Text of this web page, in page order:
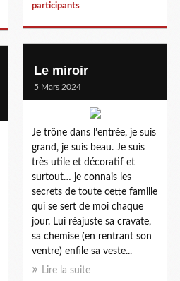
participants
Le miroir
5 Mars 2024
Je trône dans l’entrée, je suis
grand, je suis beau. Je suis
très utile et décoratif et
surtout… je connais les
secrets de toute cette famille
qui se sert de moi chaque
jour. Lui réajuste sa cravate,
sa chemise (en rentrant son
ventre) enfile sa veste...
Lire la suite